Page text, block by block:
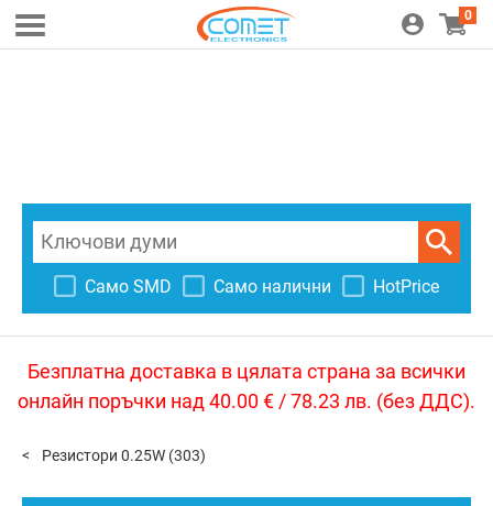
0
Само SMD Само налични HotPrice
Безплатна доставка в цялата страна за всички
онлайн поръчки над 40.00 € / 78.23 лв. (без ДДС).
Резистори 0.25W (303)